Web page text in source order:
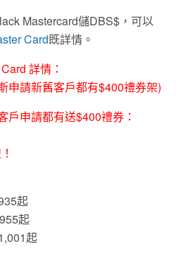
Mastercard儲DBS$ ，可以
Card既詳情。
詳情：
申請新舊客戶都有$400禮券架)
戶申請都有送$400禮券：
起
起
起